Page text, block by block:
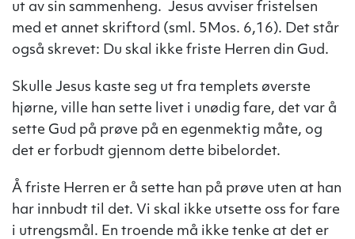
ut av sin sammenheng. Jesus avviser fristelsen
med et annet skriftord (sml. 5Mos. 6,16). Det står
også skrevet: Du skal ikke friste Herren din Gud.
Skulle Jesus kaste seg ut fra templets øverste
hjørne, ville han sette livet i unødig fare, det var å
sette Gud på prøve på en egenmektig måte, og
det er forbudt gjennom dette bibelordet.
Å friste Herren er å sette han på prøve uten at han
har innbudt til det. Vi skal ikke utsette oss for fare
i utrengsmål. En troende må ikke tenke at det er